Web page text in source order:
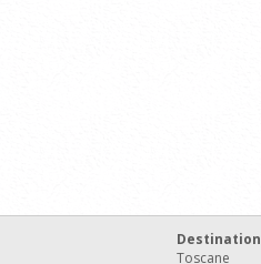
Destination
Toscane